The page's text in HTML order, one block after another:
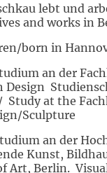
lebt und
and works in
born in
an der
Design
Study at the
Sculpture
an der
Kunst,
Art, Berlin.